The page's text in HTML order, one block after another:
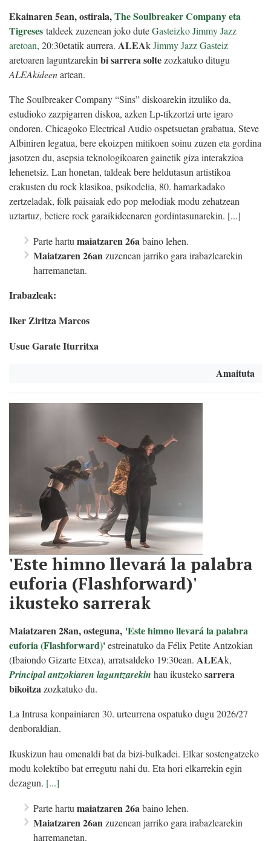
Ekainaren 5ean, ostirala,The Soulbreaker Company eta
Tigreses taldeek zuzenean joko duteGasteizko Jimmy Jazz
aretoan, 20:30etatik aurrera. ALEAkJimmy Jazz Gasteiz
aretoaren laguntzarekin bi sarrera soltezozkatuko ditugu
ALEAkideenartean.
The Soulbreaker Company “Sins” diskoarekin itzuliko da,
estudioko zazpigarren diskoa, azken Lp-tikzortzi urte igaro
ondoren. Chicagoko Electrical Audio ospetsuetan grabatua, Steve
Albiniren legatua, bere ekoizpen mitikoen soinu zuzen eta gordina
jasotzen du, asepsia teknologikoaren gainetik giza interakzioa
lehenetsiz. Lan honetan, taldeak bere heldutasun artistikoa
erakusten du rock klasikoa, psikodelia, 80. hamarkadako
zertzeladak, folk paisaiak edo pop melodiak modu zehatzean
uztartuz, betiere rock garaikideenaren gordintasunarekin. [...]
Parte hartu maiatzaren 26abaino lehen.
Maiatzaren 26anzuzenean jarriko gara irabazlearekin
harremanetan.
Irabazleak:
Iker Ziritza Marcos
Usue Garate Iturritxa
Amaituta
'Este himno llevará la palabra
euforia (Flashforward)'
ikusteko sarrerak
Maiatzaren 28an, osteguna, 'Este himno llevará la palabra
euforia (Flashforward)'estreinatuko da Félix Petite Antzokian
(Ibaiondo Gizarte Etxea), arratsaldeko 19:30ean. ALEAk,
Principal antzokiaren laguntzarekin hau ikustekosarrera
bikoitzazozkatuko du.
La Intrusa konpainiaren 30. urteurrena ospatuko dugu 2026/27
denboraldian.
Ikuskizun hau omenaldi bat da bizi-bulkadei. Elkar sostengatzeko
modu kolektibo bat erregutu nahi du. Eta hori elkarrekin egin
dezagun. [...]
Parte hartu maiatzaren 26a baino lehen.
Maiatzaren 26an zuzenean jarriko gara irabazlearekin
harremanetan.